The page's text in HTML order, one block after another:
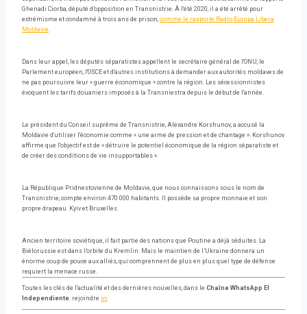
Ghenadi Ciorba, député d’opposition en Transnistrie. À l'été 2020, il a été arrêté pour
extrémisme et condamné à trois ans de prison, comme le rapporte Radio Europa Libera
Moldavie.
Dans leur appel, les députés séparatistes appellent le secrétaire général de l'ONU, le
Parlement européen, l'OSCE et d'autres institutions à demander aux autorités moldaves de
ne pas poursuivre leur « guerre économique » contre la région. Les sécessionnistes
évoquent les tarifs douaniers imposés à la Transniestra depuis le début de l'année.
Le président du Conseil suprême de Transnistrie, Alexandre Korshunov, a accusé la
Moldavie d'utiliser l'économie comme « une arme de pression et de chantage ». Korshunov
affirme que l'objectif est de « détruire le potentiel économique de la région séparatiste et
de créer des conditions de vie insupportables ».
La République Pridnestovienne de Moldavie, que nous connaissons sous le nom de
Transnistrie, compte environ 470 000 habitants. Il possède sa propre monnaie et son
propre drapeau. Kyiv et Bruxelles
Ancien territoire soviétique, il fait partie des nations que Poutine a déjà séduites. La
Biélorussie est dans l’orbite du Kremlin. Mais le maintien de l’Ukraine donnera un
énorme coup de pouce aux alliés, qui comprennent de plus en plus quel type de défense
requiert la menace russe.
Toutes les clés de l'actualité et des dernières nouvelles, dans le Chaîne WhatsApp El
Independiente. rejoindre ici